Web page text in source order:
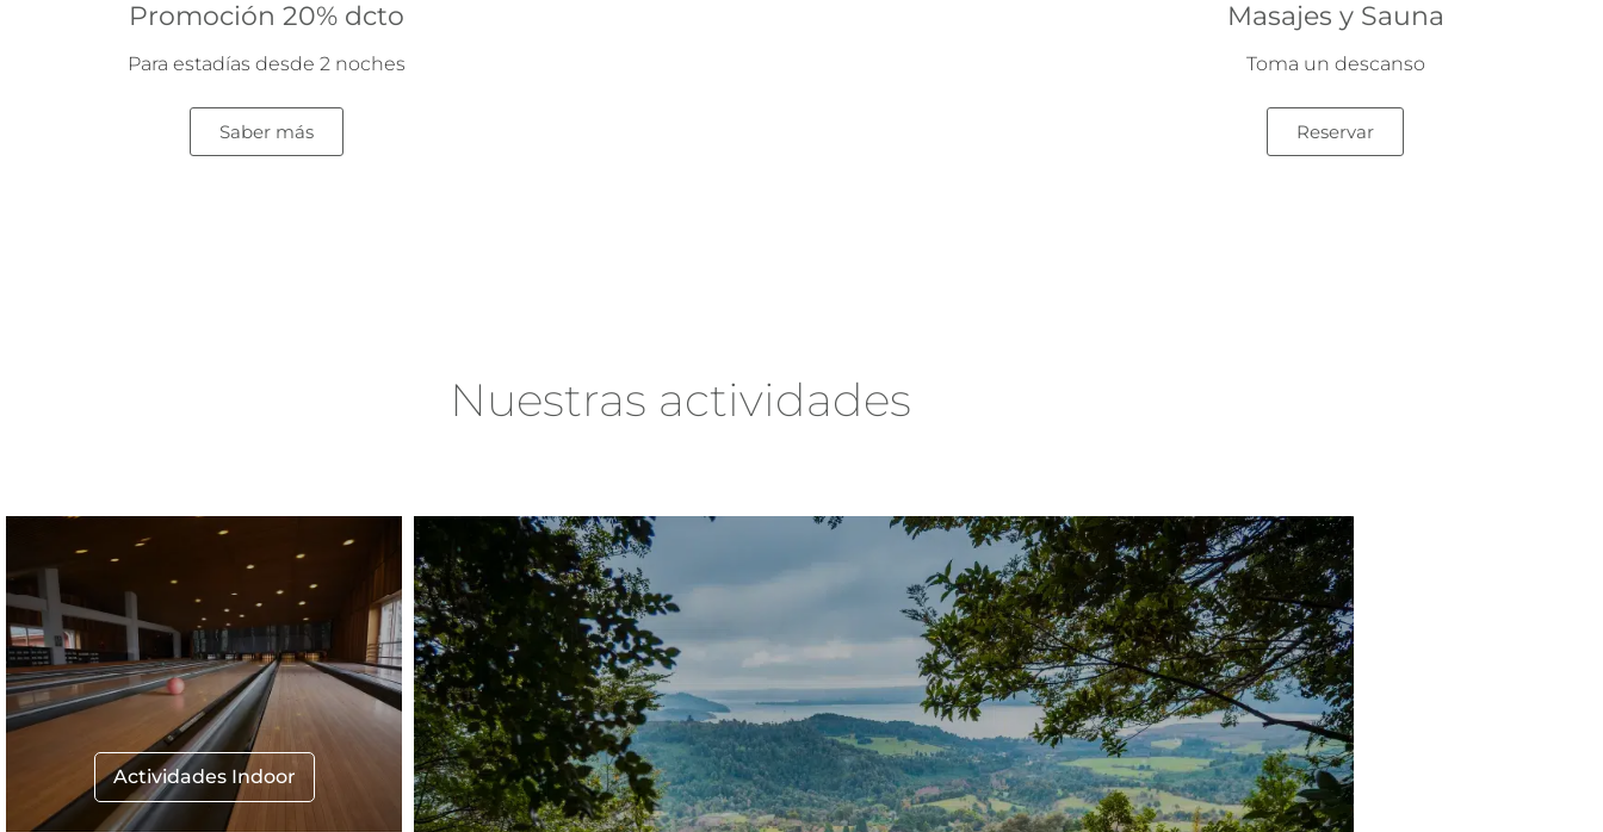
Promoción 20% dcto
Para estadías desde 2 noches
Saber más
Masajes y Sauna
Toma un descanso
Reservar
Nuestras actividades
Actividades Indoor